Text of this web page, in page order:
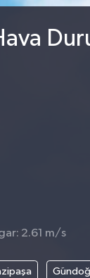
2.61 m/s